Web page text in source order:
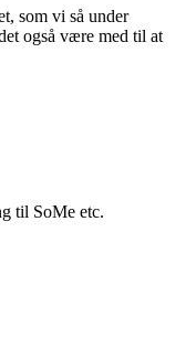
som vi så under
også være med til at
til SoMe etc.